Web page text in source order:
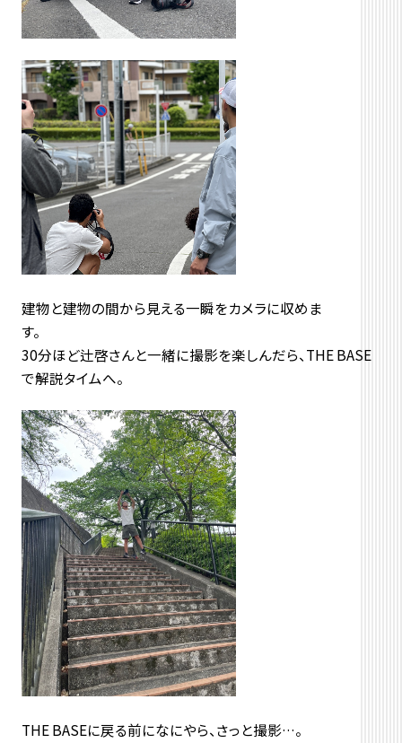
建物と建物の間から見える一瞬をカメラに収めま
30分ほど辻啓さんと一緒に撮影を楽しんだら、THE BASE
で解説タイムへ。
THE BASEに戻る前になにやら、さっと撮影…。